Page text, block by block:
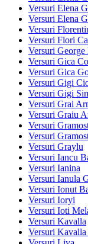
Versuri Elena
Versuri Elena
Versuri
Versuri Flori
Versuri George
Versuri Gica
Versuri Gica
Versuri Gigi
Versuri Gigi
Versuri Grai
Versuri Graiu
Versuri
Versuri
Versuri Graylu
Versuri Iancu
Versuri Ianina
Versuri Ianula
Versuri Ionut
Versuri Ioryi
Versuri Ioti
Versuri Kavalla
Versuri